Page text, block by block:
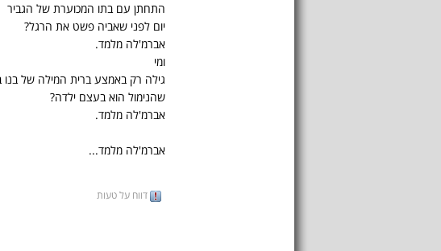
התחתן עם בתו המכוערת של הגביר
יום לפני שאביה פשט את הרגל?
אברמ'לה מלמד.
ומי
גילה רק באמצע ברית המילה של בנו
שהנימול הוא בעצם ילדה?
אברמ'לה מלמד.
אברמ'לה מלמד...
דווח על טעות